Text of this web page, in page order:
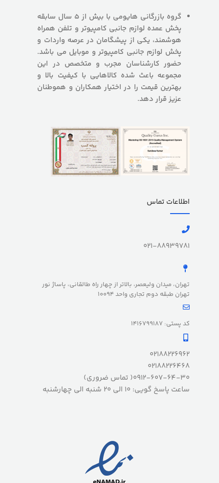
گروه بازرگانی هایومی با بیش از 5 سال سابقه
پخش عمده لوازم جانبی کامپیوتر و تلفن همراه
هوشمند، یکی از پیشگامان در عرصه واردات و
پخش لوازم جانبی کامپیوتر و موبایل می باشد.
حضور کارشناسان مجرب و متخصص در این
مجموعه باعث شده کالاهایی با کیفیت بالا و
بهترین قیمت را در اختیار همکاران و هموطنان
عزیز قرار دهد.
اطلاعات تماس
021-88939781
تهران، میدان ولیعصر، بالاتر از چهار راه طالقانی، پاساژ نور
تهران طبقه دوم تجاری واحد 10094
کد پستی: 1416799187
02188226962
02188226468
0912-607-64-30( تماس ضروری)
ساعت پاسخ گویی: 10 الی 20 شنبه الی چهارشنبه